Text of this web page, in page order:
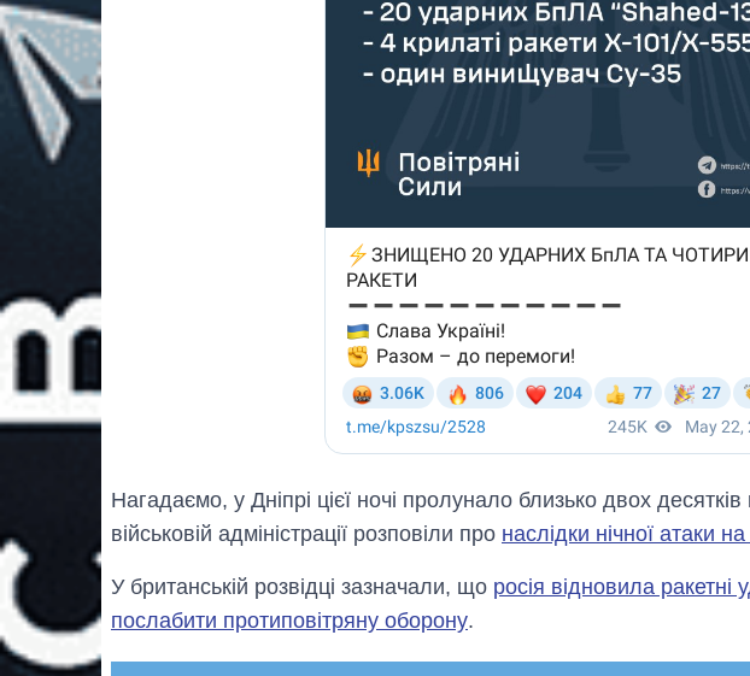
Нагадаємо, у Дніпрі цієї ночі пролунало близько двох десятків
військовій адміністрації розповіли про наслідки нічної атаки
У британській розвідці зазначали, що росія відновила ракетні
послабити протиповітряну оборону.